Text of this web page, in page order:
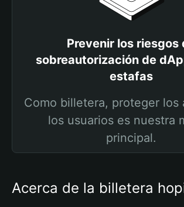
Prevenir los riesgos
sobreautorización de
estafas
Como billetera, proteger los
los usuarios es nuestra
principal.
Acerca de la billetera